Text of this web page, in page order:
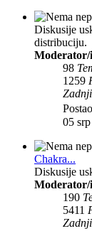
Diskusije
distribuciju.
Moderator/
98
1259
05
Chakra...
Diskusije
Moderator/
190
5411